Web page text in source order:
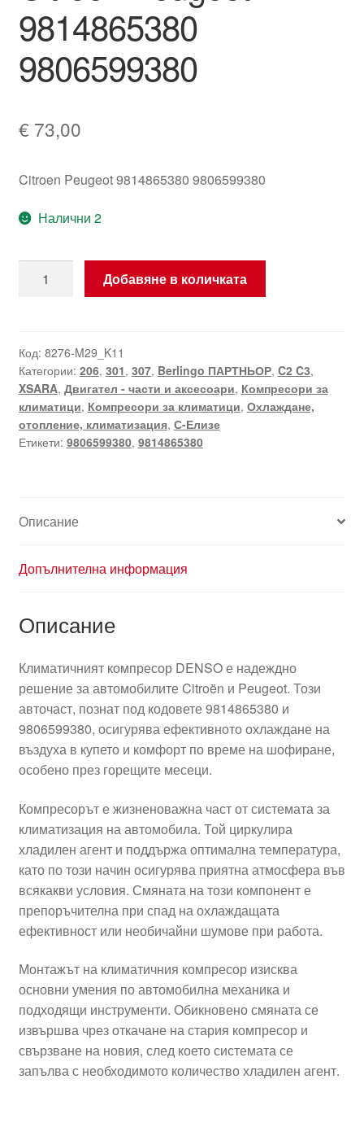
9814865380
9806599380
€ 73,00
Citroen Peugeot 9814865380 9806599380
Налични 2
1.2
VTI
Citroën
Peugeot
9814865380
9806599380
Добавяне в количката
Код: 8276-M29_K11
Категории: 206, 301, 307, Berlingo ПАРТНЬОР, C2 C3,
XSARA, Двигател - части и аксесоари, Компресори за
климатици, Компресори за климатици, Охлаждане,
отопление, климатизация, С-Елизе
Етикети: 9806599380, 9814865380
Описание
Допълнителна информация
Описание
Климатичният компресор DENSO е надеждно
решение за автомобилите Citroën и Peugeot. Този
авточаст, познат под кодовете 9814865380 и
9806599380, осигурява ефективното охлаждане на
въздуха в купето и комфорт по време на шофиране,
особено през горещите месеци.
Компресорът е жизненоважна част от системата за
климатизация на автомобила. Той циркулира
хладилен агент и поддържа оптимална температура,
като по този начин осигурява приятна атмосфера във
всякакви условия. Смяната на този компонент е
препоръчителна при спад на охлаждащата
ефективност или необичайни шумове при работа.
Монтажът на климатичния компресор изисква
основни умения по автомобилна механика и
подходящи инструменти. Обикновено смяната се
извършва чрез откачане на стария компресор и
свързване на новия, след което системата се
запълва с необходимото количество хладилен агент.